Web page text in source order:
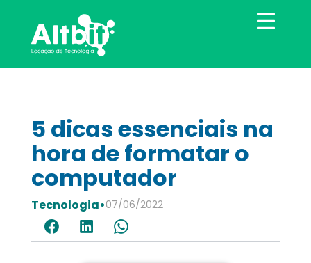
5 dicas essenciais na
hora de formatar o
computador
Tecnologia•07/06/2022